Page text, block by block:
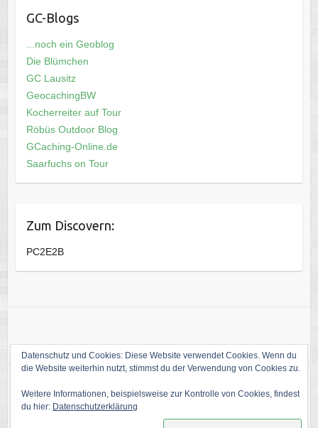
GC-Blogs
...noch ein Geoblog
Die Blümchen
GC Lausitz
GeocachingBW
Kocherreiter auf Tour
Röbüs Outdoor Blog
GCaching-Online.de
Saarfuchs on Tour
Zum Discovern:
PC2E2B
Copyright © 2026Die Welt von kati1988. Theme by ColorlibPowered by
Datenschutz und Cookies: Diese Website verwendet Cookies. Wenn du
die Website weiterhin nutzt, stimmst du der Verwendung von Cookies zu.
Weitere Informationen, beispielsweise zur Kontrolle von Cookies, findest
du hier: Datenschutzerklärung